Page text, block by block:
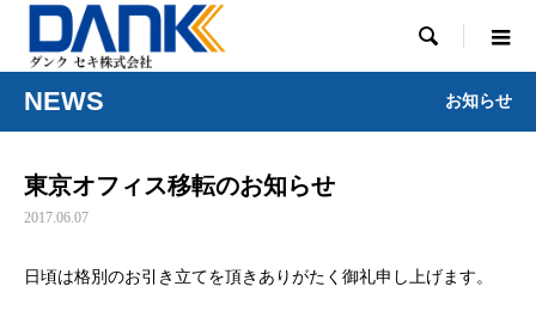

NEWS お知らせ
東京オフィス移転のお知らせ
2017.06.07
日頃は格別のお引き立てを頂きありがたく御礼申し上げます。